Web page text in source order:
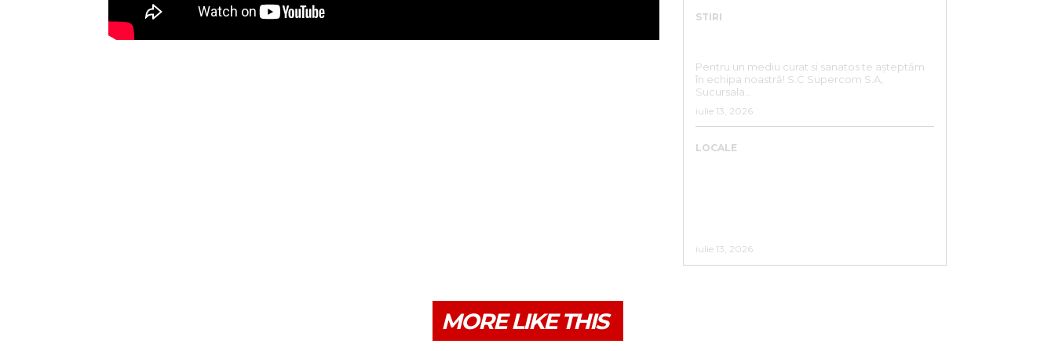
STIRI
Pentru un mediu curat si sanatos te așteptăm
în echipa noastră! S.C Supercom S.A,
Sucursala...
iulie 13, 2026
LOCALE
iulie 13, 2026
MORE LIKE THIS